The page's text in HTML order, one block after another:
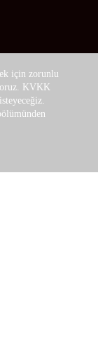
için zorunlu
KVKK